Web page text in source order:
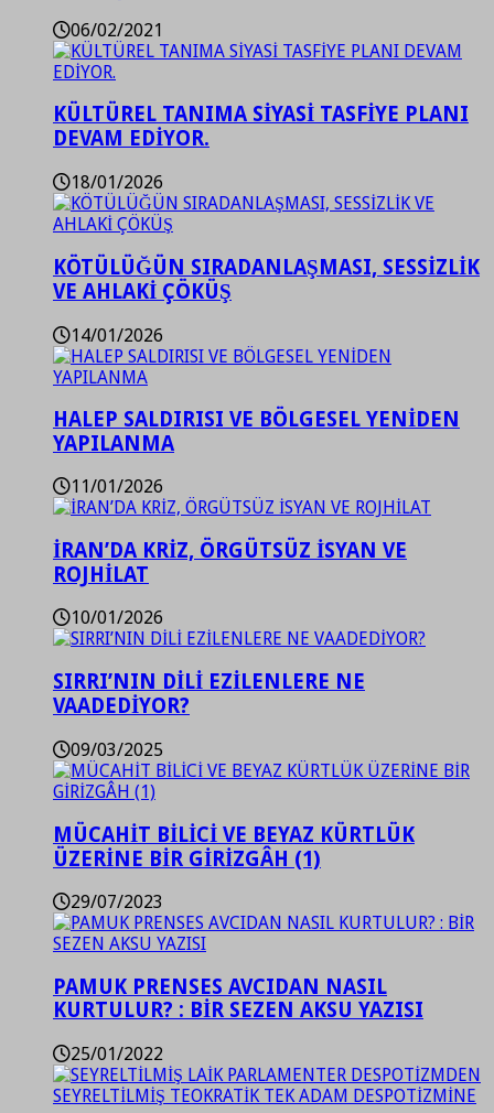
06/02/2021
KÜLTÜREL TANIMA SİYASİ TASFİYE PLANI
DEVAM EDİYOR.
18/01/2026
KÖTÜLÜĞÜN SIRADANLAŞMASI, SESSİZLİK
VE AHLAKİ ÇÖKÜŞ
14/01/2026
HALEP SALDIRISI VE BÖLGESEL YENİDEN
YAPILANMA
11/01/2026
İRAN’DA KRİZ, ÖRGÜTSÜZ İSYAN VE
ROJHİLAT
10/01/2026
SIRRI’NIN DİLİ EZİLENLERE NE
VAADEDİYOR?
09/03/2025
MÜCAHİT BİLİCİ VE BEYAZ KÜRTLÜK
ÜZERİNE BİR GİRİZGÂH (1)
29/07/2023
PAMUK PRENSES AVCIDAN NASIL
KURTULUR? : BİR SEZEN AKSU YAZISI
25/01/2022